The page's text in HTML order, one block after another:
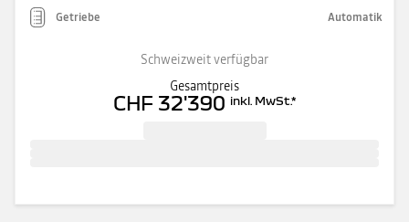
Getriebe Automatik
Schweizweit verfügbar
Gesamtpreis
CHF 32'390 inkl. MwSt.*